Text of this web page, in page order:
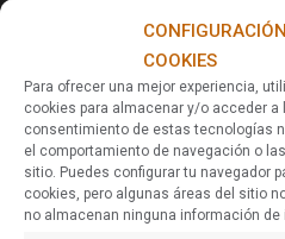
COOKIES
Para ofrecer una mejor experiencia,
cookies para almacenar y/o acceder a
consentimiento de estas tecnologías
el comportamiento de navegación o
sitio. Puedes configurar tu navegador
cookies, pero algunas áreas del sitio
no almacenan ninguna información
Para recibir noticias,
Acerca De Nomads Maldives
Nomads Maldives es una
planificar y ofrecer viajes a